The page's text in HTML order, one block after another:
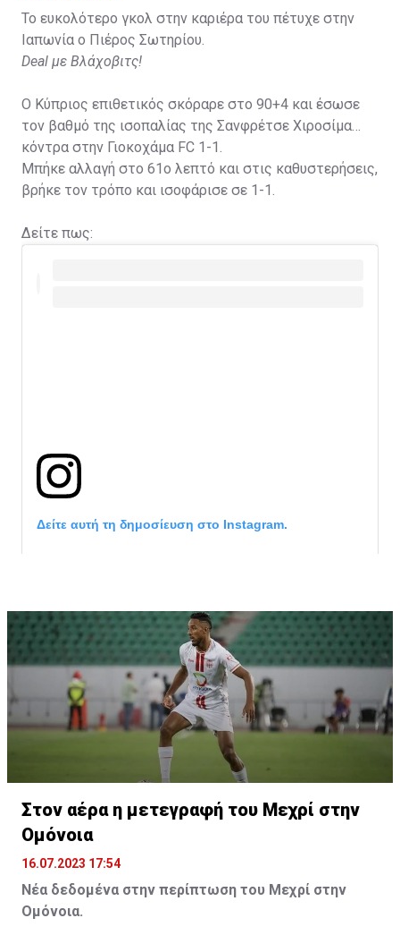
Το ευκολότερο γκολ στην καριέρα του πέτυχε στην
Ιαπωνία ο Πιέρος Σωτηρίου.
Deal με Βλάχοβιτς!
Ο Κύπριος επιθετικός σκόραρε στο 90+4 και έσωσε
τον βαθμό της ισοπαλίας της Σανφρέτσε Χιροσίμα
κόντρα στην Γιοκοχάμα FC 1-1.
Μπήκε αλλαγή στο 61ο λεπτό και στις καθυστερήσεις,
βρήκε τον τρόπο και ισοφάρισε σε 1-1.
Δείτε πως:
Δείτε αυτή τη δημοσίευση στο Instagram.
Στον αέρα η μετεγραφή του Μεχρί στην
Ομόνοια
16.07.2023 17:54
Νέα δεδομένα στην περίπτωση του Μεχρί στην
Ομόνοια.